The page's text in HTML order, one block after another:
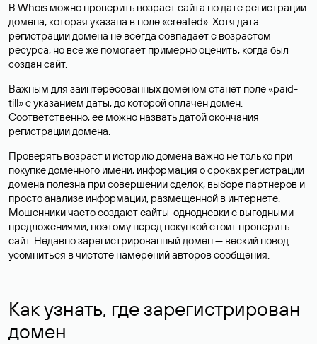
В Whois можно проверить возраст сайта по дате регистрации
домена, которая указана в поле «created». Хотя дата
регистрации домена не всегда совпадает с возрастом
ресурса, но все же помогает примерно оценить, когда был
создан сайт.
Важным для заинтересованных доменом станет поле «paid-
till» с указанием даты, до которой оплачен домен.
Соответственно, ее можно назвать датой окончания
регистрации домена.
Проверять возраст и историю домена важно не только при
покупке доменного имени, информация о сроках регистрации
домена полезна при совершении сделок, выборе партнеров и
просто анализе информации, размещенной в интернете.
Мошенники часто создают сайты-однодневки с выгодными
предложениями, поэтому перед покупкой стоит проверить
сайт. Недавно зарегистрированный домен — веский повод
усомниться в чистоте намерений авторов сообщения.
Как узнать, где зарегистрирован
домен